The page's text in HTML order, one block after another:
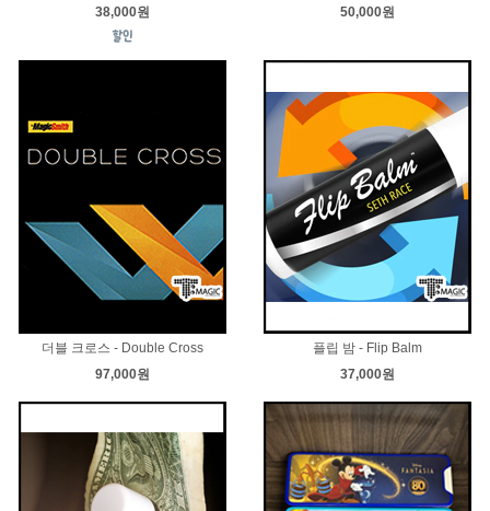
38,000원
50,000원
더블 크로스 - Double Cross
97,000원
플립 밤 - Flip Balm
37,000원